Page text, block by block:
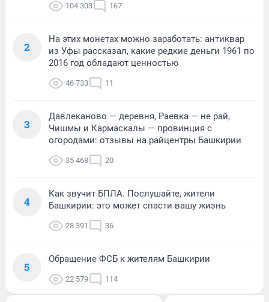
104 303 167
2
На этих монетах можно заработать: антиквар
из Уфы рассказал, какие редкие деньги 1961 по
2016 год обладают ценностью
46 733 11
3
Давлеканово — деревня, Раевка — не рай,
Чишмы и Кармаскалы — провинция с
огородами: отзывы на райцентры Башкирии
35 468 20
4
Как звучит БПЛА. Послушайте, жители
Башкирии: это может спасти вашу жизнь
28 391 36
5
Обращение ФСБ к жителям Башкирии
22 579 114